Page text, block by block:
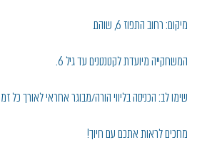
מיקום: רחוב התפוז 6, שוהם.
המשחקייה מיועדת לקטנטנים עד גיל 6.
שימו לב: הכניסה בליווי הורה/מבוגר אחראי לאורך כל
מחכים לראות אתכם עם חיוך!